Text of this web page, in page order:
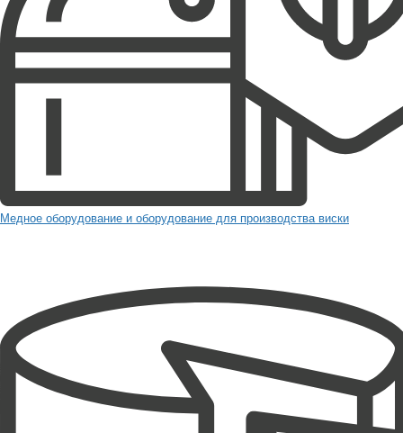
Медное оборудование и оборудование для производства виски